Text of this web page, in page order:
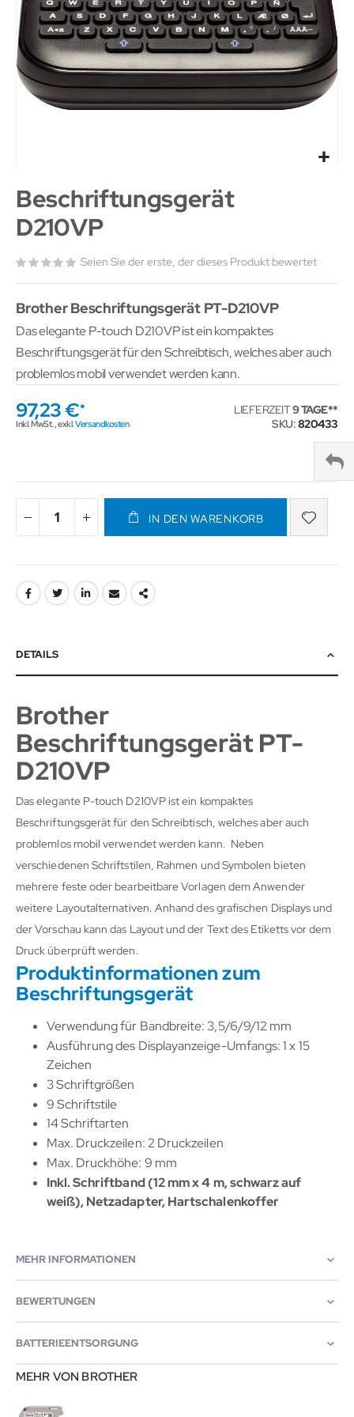
Beschriftungsgerät
D210VP
Seien Sie der erste, der dieses Produkt bewertet
Brother Beschriftungsgerät PT-D210VP
Das elegante P-touch D210VP ist ein kompaktes
Beschriftungsgerät für den Schreibtisch, welches aber auch
problemlos mobil verwendet werden kann.
97,23 €
Inkl. MwSt.,exkl.Versandkosten
LIEFERZEIT9 TAGE
SKU 820433
IN DEN WARENKORB
DETAILS
Brother
Beschriftungsgerät PT-
D210VP
Das elegante P-touch D210VP ist ein kompaktes
Beschriftungsgerät für den Schreibtisch, welches aber auch
problemlos mobil verwendet werden kann. Neben
verschiedenen Schriftstilen, Rahmen und Symbolen bieten
mehrere feste oder bearbeitbare Vorlagen dem Anwender
weitere Layoutalternativen. Anhand des grafischen Displays und
der Vorschau kann das Layout und der Text des Etiketts vor dem
Druck überprüft werden.
Produktinformationen zum
Beschriftungsgerät
Verwendung für Bandbreite: 3,5/6/9/12 mm
Ausführung des Displayanzeige-Umfangs: 1 x 15
Zeichen
3 Schriftgrößen
9 Schriftstile
14 Schriftarten
Max. Druckzeilen: 2 Druckzeilen
Max. Druckhöhe: 9 mm
Inkl. Schriftband (12 mm x 4 m, schwarz auf
weiß), Netzadapter, Hartschalenkoffer
MEHR INFORMATIONEN
BEWERTUNGEN
BATTERIEENTSORGUNG
MEHR VON BROTHER